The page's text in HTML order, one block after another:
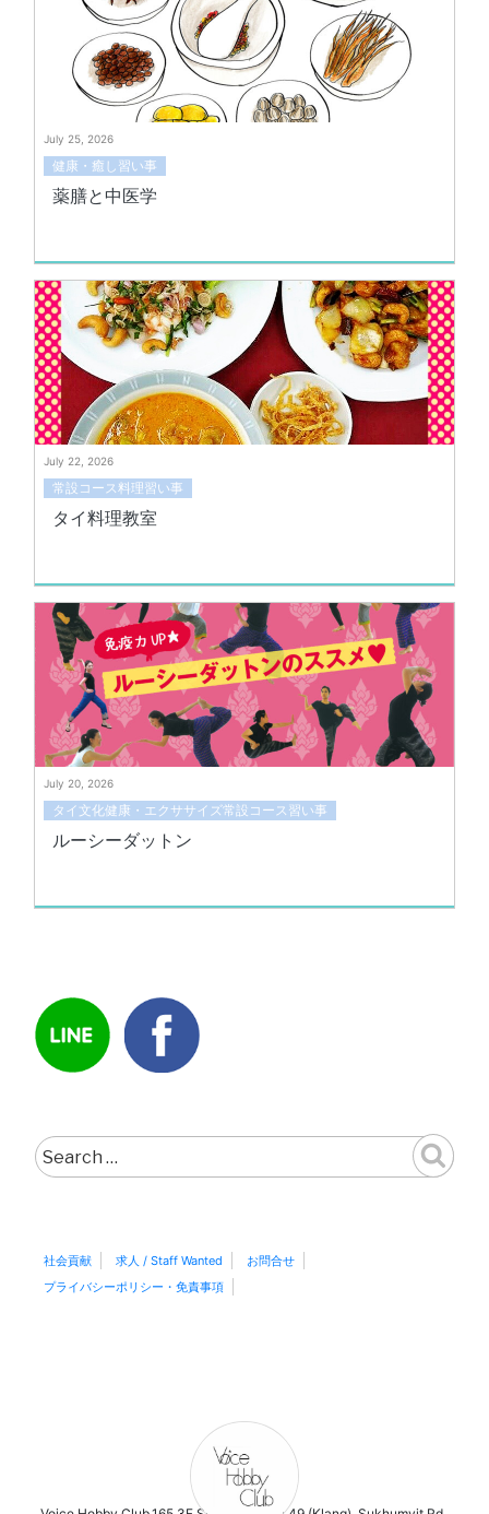
July 25, 2026
健康・癒し習い事
薬膳と中医学
July 22, 2026
常設コース料理習い事
タイ料理教室
July 20, 2026
タイ文化健康・エクササイズ常設コース習い事
ルーシーダットン
Search
for:
社会貢献 求人 / Staff Wanted
お問合せ
プライバシーポリシー・免責事項